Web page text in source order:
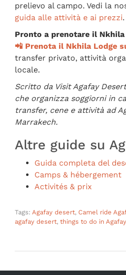
prelievo al campo. Vedi la
guida alle attività e ai prezzi.
Pronto a prenotare il Nkhila
📲 Prenota il Nkhila Lodge
transfer privato, attività
locale.
Scritto da Visit Agafay
che organizza soggiorni in
transfer, cene e attività ad
Marrakech.
Altre guide su
Guida completa del
Camps & hébergement
Activités & prix
Tags: Agafay desert, Camel ride
agafay desert, things to do in Agafay